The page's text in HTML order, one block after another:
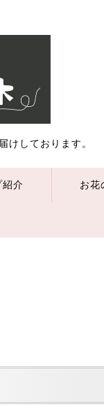
けしております。
紹介 お花